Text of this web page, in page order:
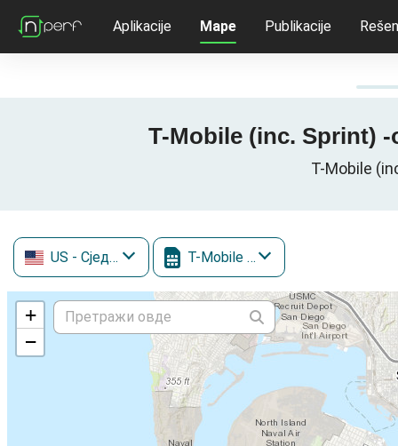
Aplikacije Mape Publikacije
T-Mobile (inc. Sprint)
T-Mobile
US - Сједињене Државе T-Mobile (inc. Sprint)
+
−